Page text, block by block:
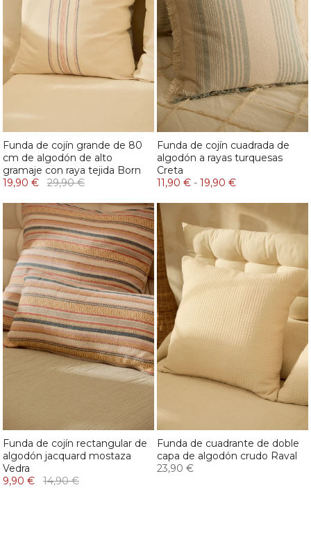
Funda de cojín grande de 80
cm de algodón de alto
gramaje con raya tejida Born
19,90 €
29,90 €
Funda de cojín cuadrada de
algodón a rayas turquesas
Creta
11,90 € - 19,90 €
Funda de cojín rectangular de
algodón jacquard mostaza
Vedra
9,90 €
14,90 €
Funda de cuadrante de doble
capa de algodón crudo Raval
23,90 €